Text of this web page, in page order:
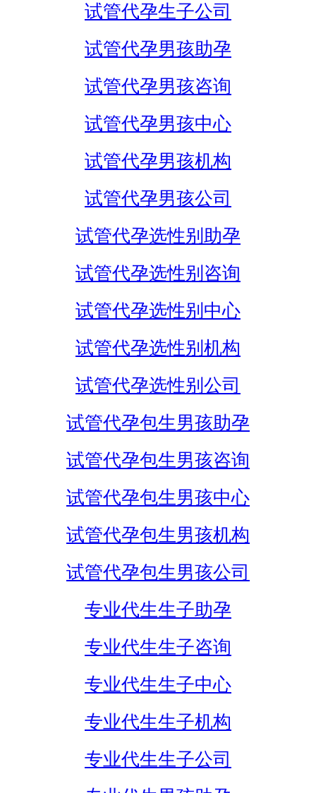
试管代孕生子公司
试管代孕男孩助孕
试管代孕男孩咨询
试管代孕男孩中心
试管代孕男孩机构
试管代孕男孩公司
试管代孕选性别助孕
试管代孕选性别咨询
试管代孕选性别中心
试管代孕选性别机构
试管代孕选性别公司
试管代孕包生男孩助孕
试管代孕包生男孩咨询
试管代孕包生男孩中心
试管代孕包生男孩机构
试管代孕包生男孩公司
专业代生生子助孕
专业代生生子咨询
专业代生生子中心
专业代生生子机构
专业代生生子公司